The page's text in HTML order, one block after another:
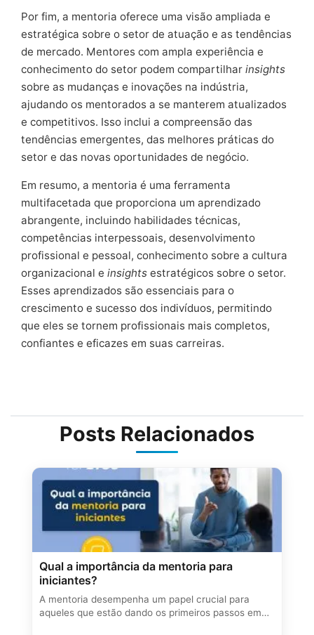
Por fim, a mentoria oferece uma visão ampliada e
estratégica sobre o setor de atuação e as tendências
de mercado. Mentores com ampla experiência e
conhecimento do setor podem compartilhar insights
sobre as mudanças e inovações na indústria,
ajudando os mentorados a se manterem atualizados
e competitivos. Isso inclui a compreensão das
tendências emergentes, das melhores práticas do
setor e das novas oportunidades de negócio.
Em resumo, a mentoria é uma ferramenta
multifacetada que proporciona um aprendizado
abrangente, incluindo habilidades técnicas,
competências interpessoais, desenvolvimento
profissional e pessoal, conhecimento sobre a cultura
organizacional e insights estratégicos sobre o setor.
Esses aprendizados são essenciais para o
crescimento e sucesso dos indivíduos, permitindo
que eles se tornem profissionais mais completos,
confiantes e eficazes em suas carreiras.
Posts Relacionados
Qual a importância da mentoria para
iniciantes?
A mentoria desempenha um papel crucial para
aqueles que estão dando os primeiros passos em…